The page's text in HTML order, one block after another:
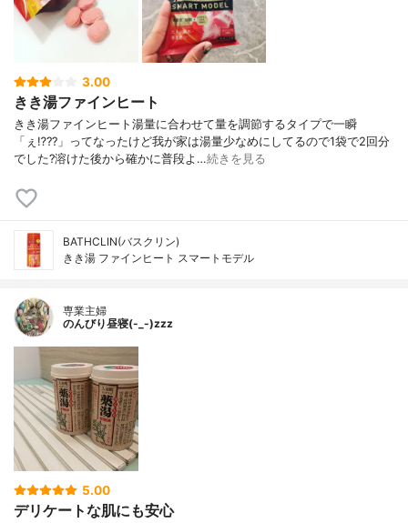
3.00
きき湯ファインヒート
きき湯ファインヒート湯量に合わせて量を調節するタイプで一瞬
「ぇ⁉️??」ってなったけど我が家は湯量少なめにしてるので1袋で2回分
でした?溶けた後から確かに普段よ…続きを見る
BATHCLIN(バスクリン)
きき湯 ファインヒート スマートモデル
専業主婦
のんびり昼寝(-_-)zzz
5.00
デリケートな肌にも安心